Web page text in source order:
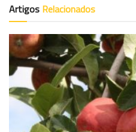
Artigos Relacionados